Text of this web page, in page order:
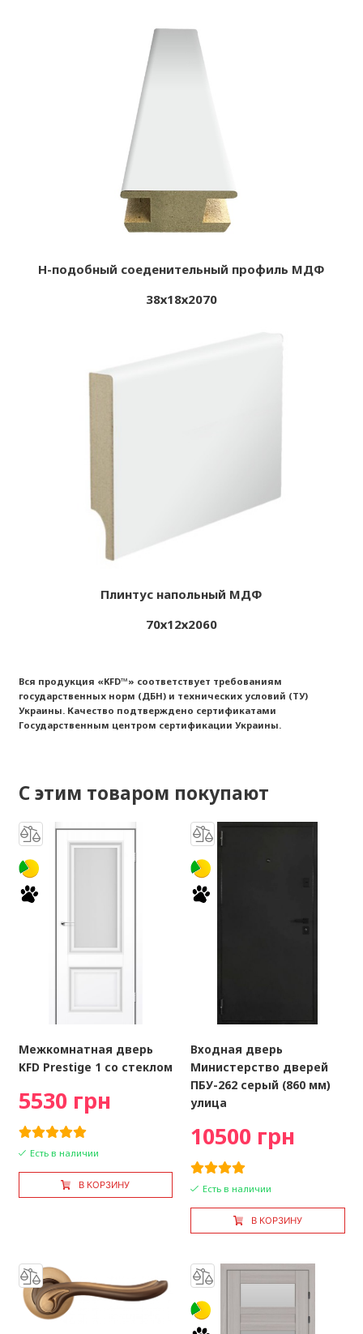
Н-подобный соеденительный профиль МДФ
38х18х2070
Плинтус напольный МДФ
70х12х2060
Вся продукция «KFD™» соответствует требованиям
государственных норм (ДБН) и технических условий (ТУ)
Украины. Качество подтверждено сертификатами
Государственным центром сертификации Украины.
С этим товаром покупают
Межкомнатная дверь
KFD Prestige 1 со стеклом
5530 грн
Есть в наличии
В КОРЗИНУ
Входная дверь
Министерство дверей
ПБУ-262 серый (860 мм)
улица
10500 грн
Есть в наличии
В КОРЗИНУ